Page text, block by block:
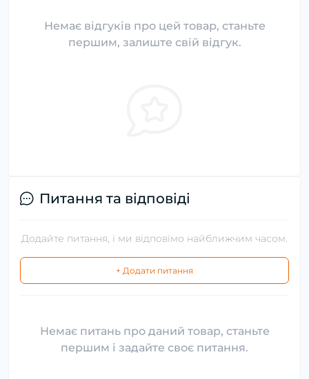
Немає відгуків про цей товар, станьте
першим, залиште свій відгук.
Питання та відповіді
Додайте питання, і ми відповімо найближчим часом.
+ Додати питання
Немає питань про даний товар, станьте
першим і задайте своє питання.